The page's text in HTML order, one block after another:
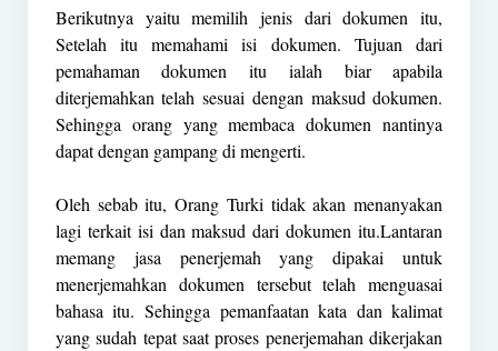
Berikutnya yaitu memilih jenis dari dokumen itu,
Setelah itu memahami isi dokumen. Tujuan dari
pemahaman dokumen itu ialah biar apabila
diterjemahkan telah sesuai dengan maksud dokumen.
Sehingga orang yang membaca dokumen nantinya
dapat dengan gampang di mengerti.
Oleh sebab itu, Orang Turki tidak akan menanyakan
lagi terkait isi dan maksud dari dokumen itu.Lantaran
memang jasa penerjemah yang dipakai untuk
menerjemahkan dokumen tersebut telah menguasai
bahasa itu. Sehingga pemanfaatan kata dan kalimat
yang sudah tepat saat proses penerjemahan dikerjakan